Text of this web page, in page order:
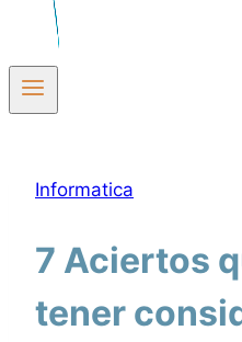
Informatica
7 Aciertos
tener